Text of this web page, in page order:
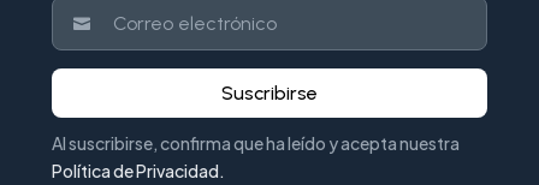
Suscribirse
Al suscribirse, confirma que ha leído y acepta nuestra
Política de Privacidad.